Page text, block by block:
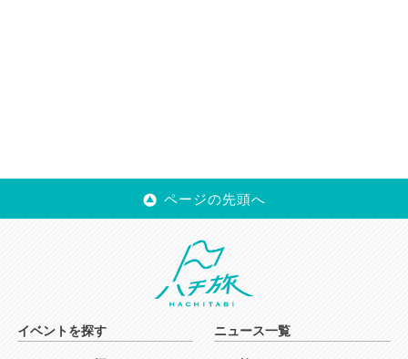
ページの先頭へ
イベントを探す ニュース一覧